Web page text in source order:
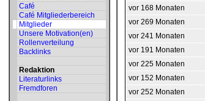
Café
Café Mitgliederbereich
Mitglieder
Unsere Motivation(en)
Rollenverteilung
Backlinks
Redaktion
Literaturlinks
Fremdforen
vor 168 Monaten
vor 269 Monaten
vor 241 Monaten
vor 191 Monaten
vor 225 Monaten
vor 152 Monaten
vor 252 Monaten